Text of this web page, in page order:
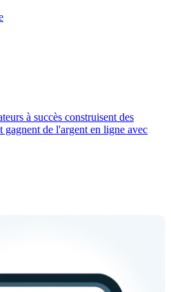
à succès construisent des
gagnent de l'argent en ligne avec